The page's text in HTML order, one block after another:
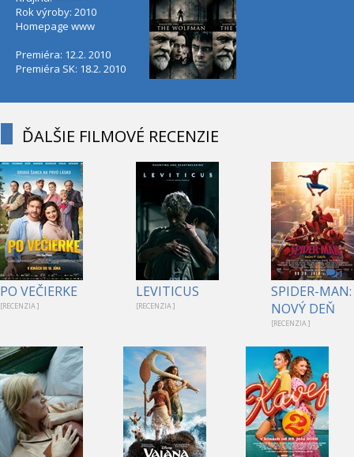
Rok výroby: 2010
Homepage www
Premiéra: 12.2. 2010
Premiéra SK: 18.2. 2010
ĎALŠIE FILMOVÉ RECENZIE
PO VEČIERKE
[RECENZIA ]
LEVITICUS
[RECENZIA ]
1
SPIDER-MAN:
NOVÝ DEŇ
[RECENZIA ]